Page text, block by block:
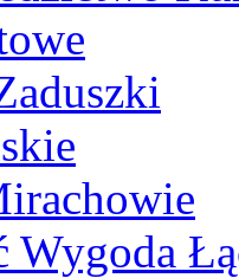
Wygoda